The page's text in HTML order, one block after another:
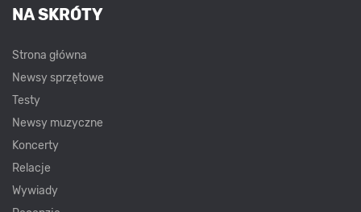
NA SKRÓTY
Strona główna
Newsy sprzętowe
Testy
Newsy muzyczne
Koncerty
Relacje
Wywiady